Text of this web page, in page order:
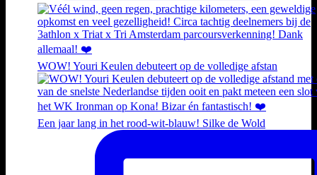
WOW! Youri Keulen debuteert op de volledige afstan
Een jaar lang in het rood-wit-blauw! Silke de Wold